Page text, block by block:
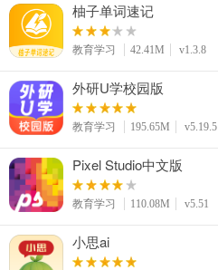
柚子单词速记
教育学习 42.41M v1.3.8
外研U学校园版
教育学习 195.65M v5.19.5
Pixel Studio中文版
教育学习 110.08M v5.51
小思ai